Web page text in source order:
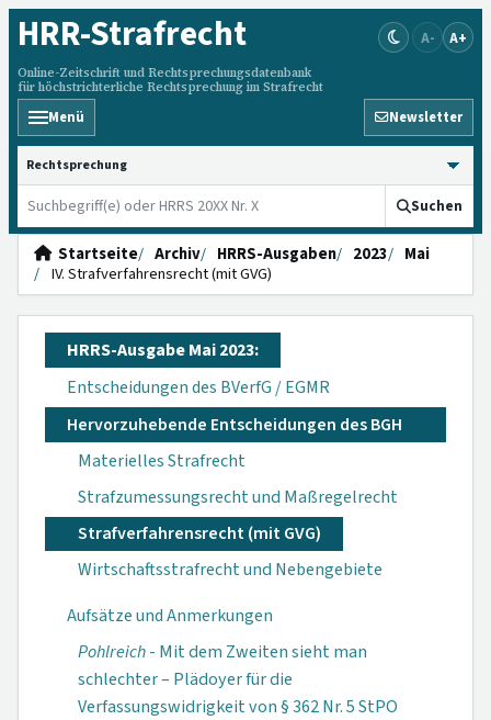
HRR-Strafrecht
Online-Zeitschrift und Rechtsprechungsdatenbank
für höchstrichterliche Rechtsprechung im Strafrecht
A- A+
Menü Newsletter
HRRS durchsuchen
Suchen
Startseite Archiv HRRS-Ausgaben 2023
Mai
IV. Strafverfahrensrecht (mit GVG)
HRRS-Ausgabe Mai 2023:
Entscheidungen des BVerfG / EGMR
Hervorzuhebende Entscheidungen des BGH
Materielles Strafrecht
Strafzumessungsrecht und Maßregelrecht
Strafverfahrensrecht (mit GVG)
Wirtschaftsstrafrecht und Nebengebiete
Aufsätze und Anmerkungen
Pohlreich- Mit dem Zweiten sieht man
schlechter – Plädoyer für die
Verfassungswidrigkeit von § 362 Nr. 5 StPO